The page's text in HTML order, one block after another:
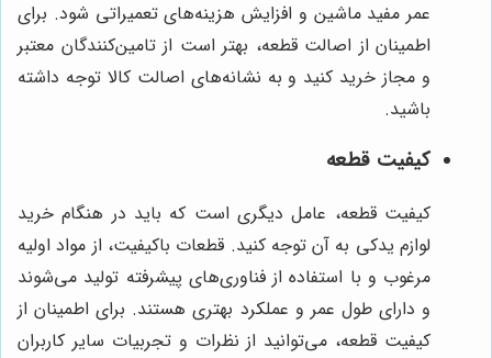
عمر مفید ماشین و افزایش هزینه‌های تعمیراتی شود. برای
اطمینان از اصالت قطعه، بهتر است از تامین‌کنندگان معتبر
و مجاز خرید کنید و به نشانه‌های اصالت کالا توجه داشته
باشید.
کیفیت قطعه
کیفیت قطعه، عامل دیگری است که باید در هنگام خرید
لوازم یدکی به آن توجه کنید. قطعات باکیفیت، از مواد اولیه
مرغوب و با استفاده از فناوری‌های پیشرفته تولید می‌شوند
و دارای طول عمر و عملکرد بهتری هستند. برای اطمینان از
کیفیت قطعه، می‌توانید از نظرات و تجربیات سایر کاربران